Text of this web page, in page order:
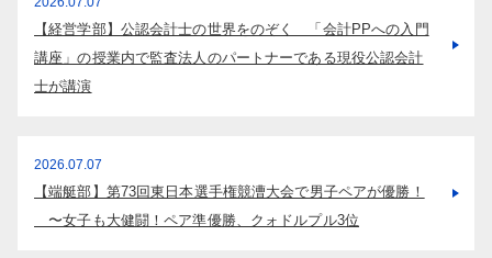
【経営学部】公認会計士の世界をのぞく 「会計PPへの入門
講座」の授業内で監査法人のパートナーである現役公認会計
士が講演
2026.07.07
【端艇部】第73回東日本選手権競漕大会で男子ペアが優勝！
〜女子も大健闘！ペア準優勝、クォドルプル3位